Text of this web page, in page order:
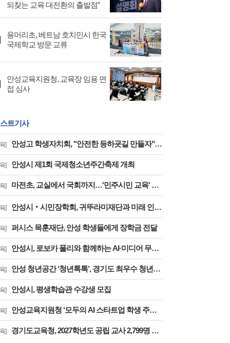
되찾는 교육 대전환의 출발점”
용머리초, 베트남 호치민시 한국
국제학교 방문 교류
안성교육지원청, 교육장 임용 면
접 심사
트기사
] 안성고 학생자치회, "안전한 등하굣길 만들자" ... 불법 주정차 해소 위해 직접 나섰다
] 안성시 제1회 국제청소년주간축제 개최
] 마전초, 교실에서 국회까지…'민주시민 교육' 프로젝트 마무리
] 안성시‧시민장학회, 귀뚜라미재단과 미래 인재를 찾는다
] 퍼시스 목훈재단, 안성 학생들에게 장학금 전달
] 안성시, 로보카 폴리와 함께하는 AI·미디어 무료 체험
] 안성 청년공간 ‘청년톡톡’, 경기도 최우수 청년공간 선정… 개소 3년 만에 쾌거
] 안성시, 평생학습관 수강생 모집
] 안성교육지원청 ‘모두의 AI 스타트업 학생 주도 프로그램’ 운영
] 경기도교육청, 2027학년도 공립 교사 2,799명 선발 예고